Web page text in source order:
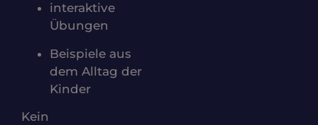
interaktive
Übungen
Beispiele aus
dem Alltag der
Kinder
Kein